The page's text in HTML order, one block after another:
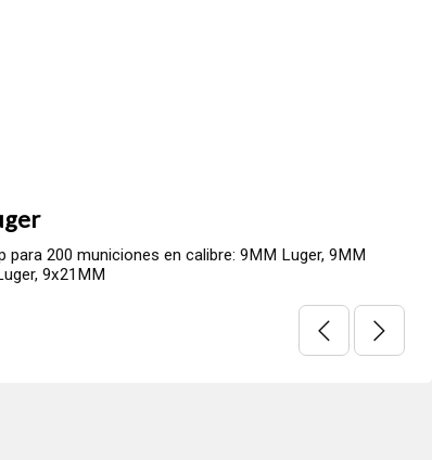
para Usos Varios con Esquinas Machimbradas